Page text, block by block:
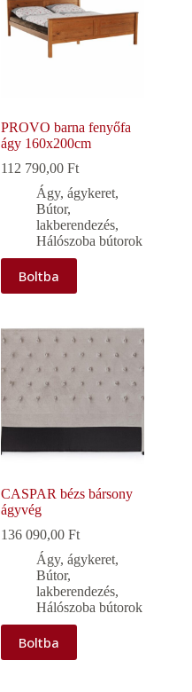
PROVO barna fenyőfa
ágy 160x200cm
112 790,00Ft
Ágy, ágykeret,
Bútor,
lakberendezés,
Hálószoba bútorok
Boltba
CASPAR bézs bársony
ágyvég
136 090,00Ft
Ágy, ágykeret,
Bútor,
lakberendezés,
Hálószoba bútorok
Boltba